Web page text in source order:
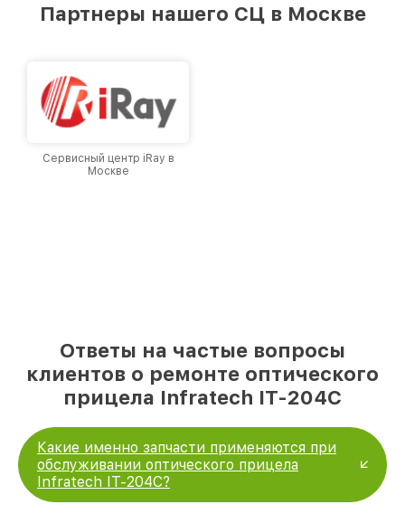
лучшим сервисным центром Infratech в
Партнеры нашего СЦ в Москве
Сервисный центр iRay в
Москве
Ответы на частые вопросы
клиентов о ремонте оптического
прицела Infratech IT-204C
Какие именно запчасти применяются при
обслуживании оптического прицела
Infratech IT-204C?